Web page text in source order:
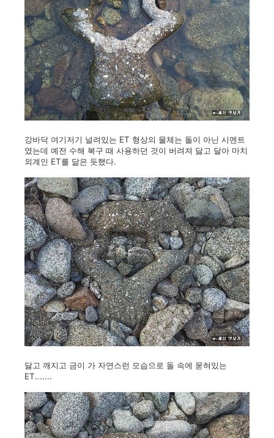
강바닥 여기저기 널려있는 ET 형상의 물체는 돌이 아닌 시멘트
였는데 예전 수해 복구 때 사용하던 것이 버려져 닳고 달아 마치
외계인 ET를 닮은 듯했다.
닳고 깨지고 금이 가 자연스런 모습으로 돌 속에 묻혀있는
ET.......